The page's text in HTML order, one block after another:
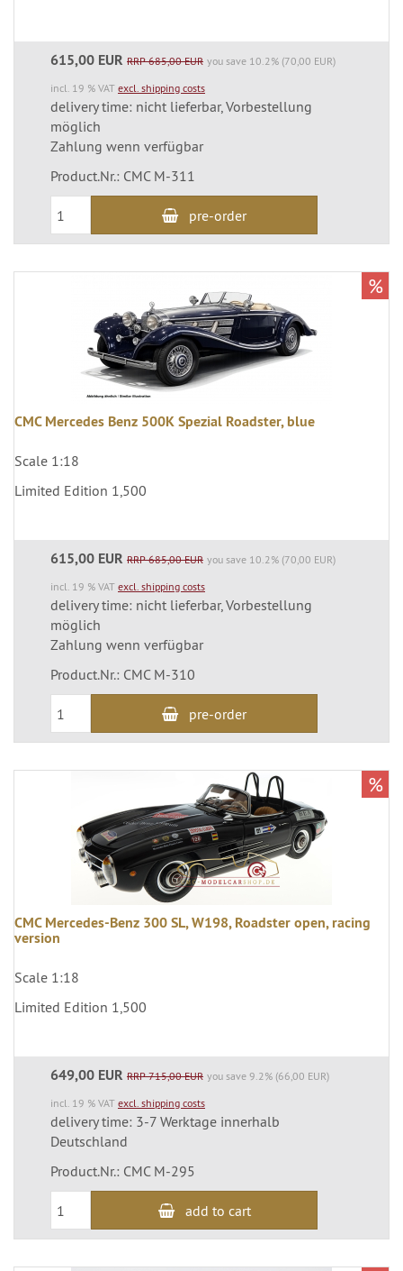
615,00 EUR RRP 685,00 EUR you save 10.2% (70,00 EUR)
incl. 19 % VAT excl. shipping costs
delivery time: nicht lieferbar, Vorbestellung
möglich
Zahlung wenn verfügbar
Product.Nr.: CMC M-311
pre-order
CMC Mercedes Benz 500K Spezial Roadster, blue
Scale 1:18
Limited Edition 1,500
615,00 EUR RRP 685,00 EUR you save 10.2% (70,00 EUR)
incl. 19 % VAT excl. shipping costs
delivery time: nicht lieferbar, Vorbestellung
möglich
Zahlung wenn verfügbar
Product.Nr.: CMC M-310
pre-order
%
CMC Mercedes-Benz 300 SL, W198, Roadster open, racing
version
Scale 1:18
Limited Edition 1,500
649,00 EUR RRP 715,00 EUR you save 9.2% (66,00 EUR)
incl. 19 % VAT excl. shipping costs
delivery time: 3-7 Werktage innerhalb
Deutschland
Product.Nr.: CMC M-295
add to cart
%